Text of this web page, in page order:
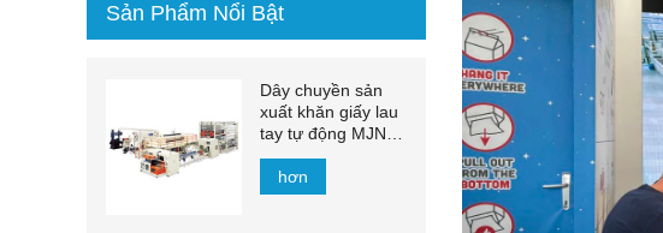
Sản Phẩm Nổi Bật
Dây chuyền sản
xuất khăn giấy lau
tay tự động MJN-
PL
hơn